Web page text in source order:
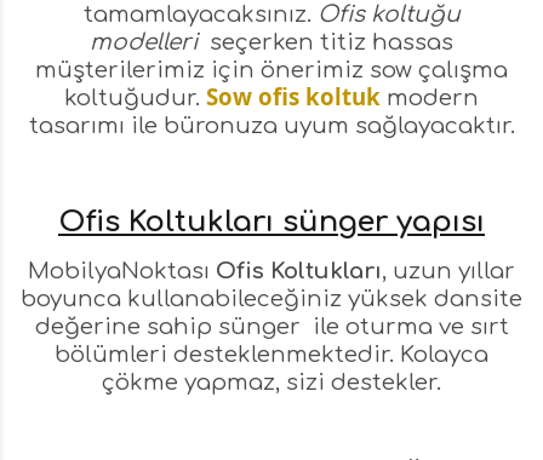
tamamlayacaksınız. Ofis koltuğu
modelleri seçerken titiz hassas
müşterilerimiz için önerimiz sow çalışma
koltuğudur. Sow ofis koltuk modern
tasarımı ile büronuza uyum sağlayacaktır.
Ofis Koltukları sünger yapısı
MobilyaNoktası Ofis Koltukları, uzun yıllar
boyunca kullanabileceğiniz yüksek dansite
değerine sahip sünger ile oturma ve sırt
bölümleri desteklenmektedir. Kolayca
çökme yapmaz, sizi destekler.